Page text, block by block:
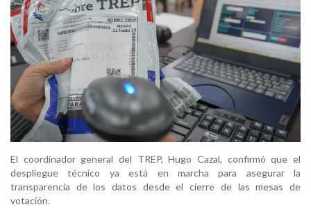
El coordinador general del TREP, Hugo Cazal, confirmó que el
despliegue técnico ya está en marcha para asegurar la
transparencia de los datos desde el cierre de las mesas de
votación.